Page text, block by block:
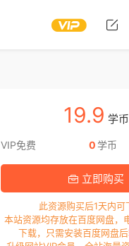
19.9 学币
VIP免费 0 学币
立即购买
此资源购买后1天内可
本站资源均存放在百度网盘，
下载，只需安装百度网盘后